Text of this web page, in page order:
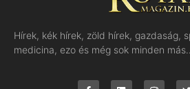
Hírek, kék hírek, zöld hírek, gazdaság,
medicina, ezo és még sok minden